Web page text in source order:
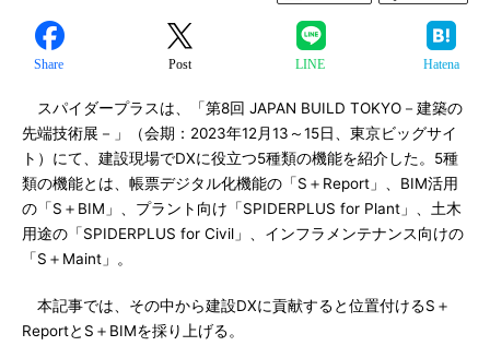
Share Post LINE Hatena
スパイダープラスは、「第8回 JAPAN BUILD TOKYO－建築の
先端技術展－」（会期：2023年12月13～15日、東京ビッグサイ
ト）にて、建設現場でDXに役立つ5種類の機能を紹介した。5種
類の機能とは、帳票デジタル化機能の「S＋Report」、BIM活用
の「S＋BIM」、プラント向け「SPIDERPLUS for Plant」、土木
用途の「SPIDERPLUS for Civil」、インフラメンテナンス向けの
「S＋Maint」。
本記事では、その中から建設DXに貢献すると位置付けるS＋
ReportとS＋BIMを採り上げる。